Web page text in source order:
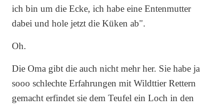
ich bin um die Ecke, ich habe eine Entenmutter
dabei und hole jetzt die Küken ab".
Oh.
Die Oma gibt die auch nicht mehr her. Sie habe ja
sooo schlechte Erfahrungen mit Wildttier Rettern
gemacht erfindet sie dem Teufel ein Loch in den